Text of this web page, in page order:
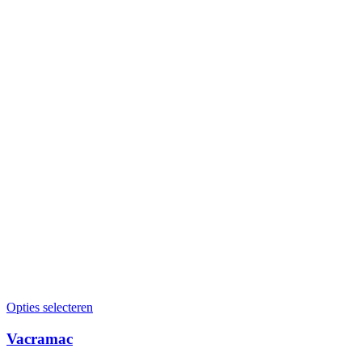
Opties selecteren
Vacramac